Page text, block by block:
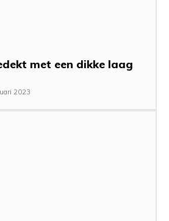
met een dikke laag
2023